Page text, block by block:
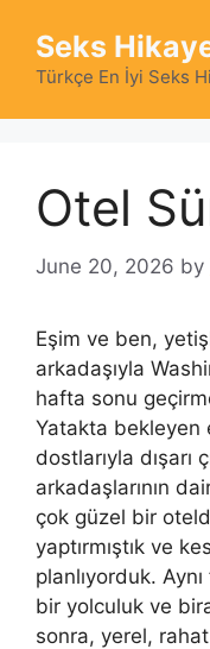
content
Seks
Türkçe En İyi Seks
Otel
June 20, 2026 by
Eşim ve ben,
arkadaşıyla
hafta sonu
Yatakta bekleyen
dostlarıyla dışarı
arkadaşlarının
çok güzel bir
yaptırmıştık ve
planlıyorduk.
bir yolculuk ve
sonra, yerel,